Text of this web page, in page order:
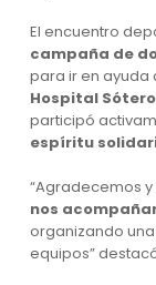
El encuentro
campaña de
para ir en ayuda
Hospital
participó
espíritu
“Agradecemos y
nos
organizando una
equipos”